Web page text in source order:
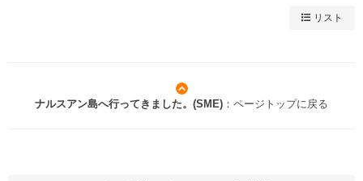
リスト
ナルスアン島へ行ってきました。(SME) ：ページトップに戻る